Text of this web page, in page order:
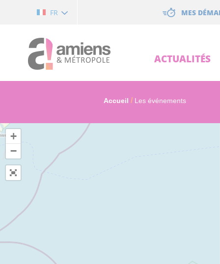
FR MES
ACTUALITÉS
Accueil Les événements
+
−